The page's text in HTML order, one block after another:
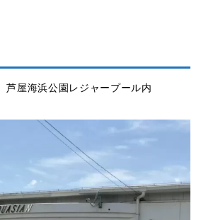
芦屋海浜公園レジャープール内